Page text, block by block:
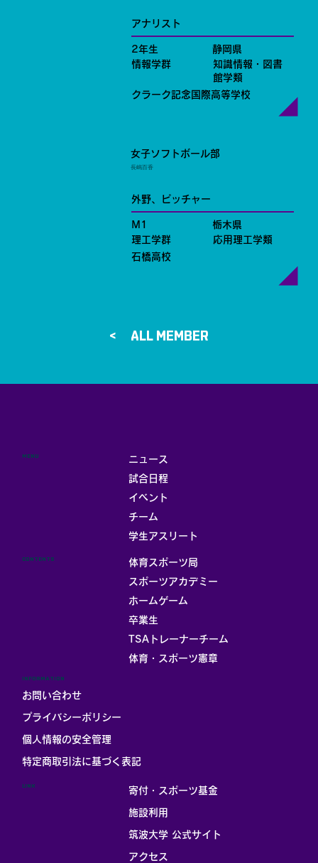
アナリスト
2年生
静岡県
情報学群
知識情報・図書
館学類
クラーク記念国際高等学校
女子ソフトボール部
長嶋百香
外野、ピッチャー
M1
栃木県
理工学群
応用理工学類
石橋高校
ALL MEMBER >
ニュース
試合日程
イベント
チーム
学生アスリート
MENU
体育スポーツ局
スポーツアカデミー
ホームゲーム
卒業生
TSAトレーナーチーム
体育・スポーツ憲章
CONTENTS
寄付・スポーツ基金
施設利用
筑波大学 公式サイト
アクセス
LINK
INFORMATION
お問い合わせ
プライバシーポリシー
個人情報の安全管理
​特定商取引法に基づく表記